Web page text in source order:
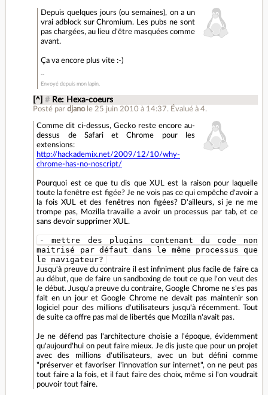
Depuis quelques jours (ou semaines), on a un
vrai adblock sur Chromium. Les pubs ne sont
pas chargées, au lieu d'être masquées comme
avant.
Ça va encore plus vite :-)
Envoyé depuis mon lapin.
[^] # Re: Hexa-coeurs
Posté pardjano le 25 juin 2010 à 14:37. Évalué à4.
Comme dit ci-dessus, Gecko reste encore au-
dessus de Safari et Chrome pour les
extensions:
http://hackademix.net/2009/12/10/why-
chrome-has-no-noscript/
Pourquoi est ce que tu dis que XUL est la raison pour laquelle
toute la fenêtre est figée? Je ne vois pas ce qui empêche d'avoir a
la fois XUL et des fenêtres non figées? D'ailleurs, si je ne me
trompe pas, Mozilla travaille a avoir un processus par tab, et ce
sans devoir supprimer XUL.
- mettre des plugins contenant du code non
maitrisé par défaut dans le même processus que
le navigateur?
Jusqu'à preuve du contraire il est infiniment plus facile de faire ca
au début, que de faire un sandboxing de tout ce que l'on veut des
le début. Jusqu'a preuve du contraire, Google Chrome ne s'es pas
fait en un jour et Google Chrome ne devait pas maintenir son
logiciel pour des millions d'utilisateurs jusqu'à récemment. Tout
de suite ca offre pas mal de libertés que Mozilla n'avait pas.
Je ne défend pas l'architecture choisie a l'époque, évidemment
qu'aujourd'hui on peut faire mieux. Je dis juste que pour un projet
avec des millions d'utilisateurs, avec un but défini comme
"préserver et favoriser l'innovation sur internet", on ne peut pas
tout faire a la fois, et il faut faire des choix, même si l'on voudrait
pouvoir tout faire.